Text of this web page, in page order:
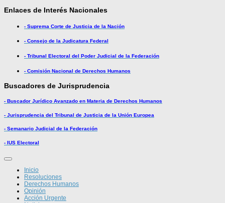
Enlaces de Interés Nacionales
- Suprema Corte de Justicia de la Nación
- Consejo de la Judicatura Federal
- Tribunal Electoral del Poder Judicial de la Federación
- Comisión Nacional de Derechos Humanos
Buscadores de Jurisprudencia
- Buscador Jurídico Avanzado en Materia de Derechos Humanos
- Jurisprudencia del Tribunal de Justicia de la Unión Europea
- Semanario Judicial de la Federación
- IUS Electoral
Inicio
Resoluciones
Derechos Humanos
Opinión
Acción Urgente